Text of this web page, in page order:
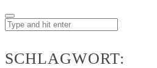
SCHLAGWORT: